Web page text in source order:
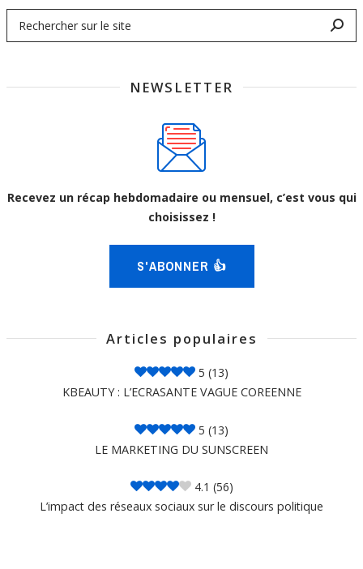
NEWSLETTER
Recevez un récap hebdomadaire ou mensuel, c’est vous qui
choisissez !
S'ABONNER 👍
Articles populaires
5 (13)
KBEAUTY : L’ECRASANTE VAGUE COREENNE
5 (13)
LE MARKETING DU SUNSCREEN
4.1 (56)
L’impact des réseaux sociaux sur le discours politique